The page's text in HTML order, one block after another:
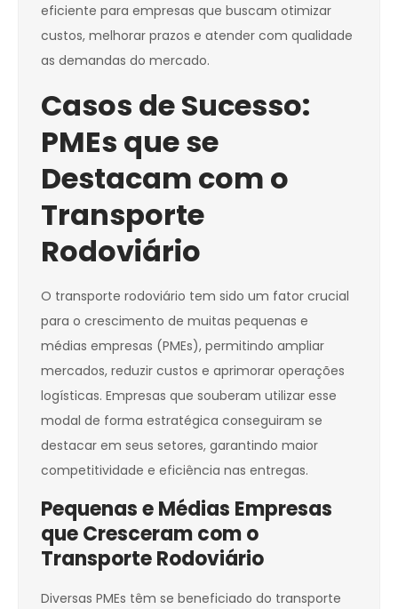
eficiente para empresas que buscam otimizar
custos, melhorar prazos e atender com qualidade
as demandas do mercado.
Casos de Sucesso:
PMEs que se
Destacam com o
Transporte
Rodoviário
O transporte rodoviário tem sido um fator crucial
para o crescimento de muitas pequenas e
médias empresas (PMEs), permitindo ampliar
mercados, reduzir custos e aprimorar operações
logísticas. Empresas que souberam utilizar esse
modal de forma estratégica conseguiram se
destacar em seus setores, garantindo maior
competitividade e eficiência nas entregas.
Pequenas e Médias Empresas
que Cresceram com o
Transporte Rodoviário
Diversas PMEs têm se beneficiado do transporte